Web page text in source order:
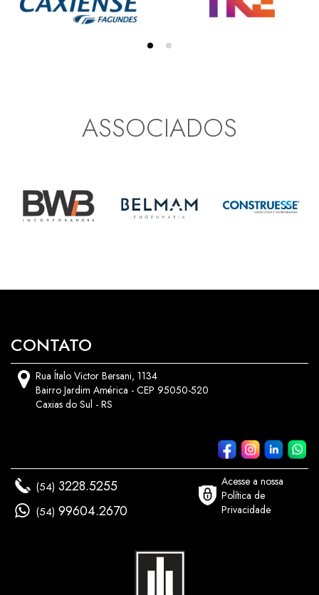
ASSOCIADOS
CONTATO
Rua Ítalo Victor Bersani, 1134
Bairro Jardim América - CEP 95050-520
Caxias do Sul - RS
(54) 3228.5255
(54) 99604.2670
Acesse a nossa
Política de
Privacidade